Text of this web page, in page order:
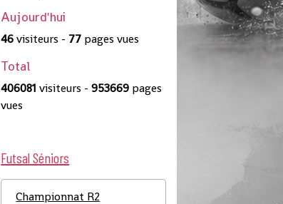
Aujourd'hui
46visiteurs - 77 pages vues
Total
406081 visiteurs -953669 pages
vues
Futsal Séniors
Championnat R2